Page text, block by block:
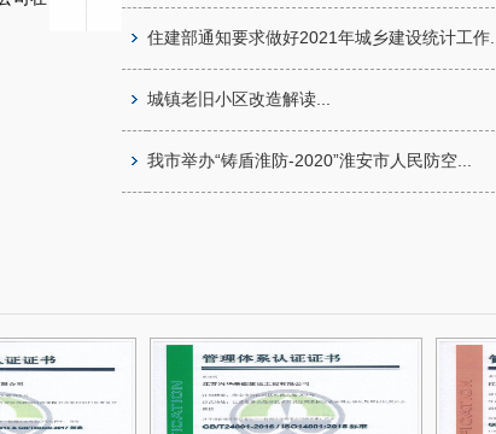
住建部通知要求做好2021年城乡建设统计工作...
城镇老旧小区改造解读...
我市举办“铸盾淮防-2020”淮安市人民防空...